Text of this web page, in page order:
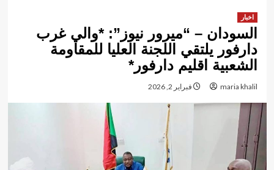
اخبار
السودان – “ميرور نيوز”: *والي غرب
دارفور يلتقي اللجنة العليا للمقاومة
الشعبية اقليم دارفور*
maria khalil فبراير 2, 2026